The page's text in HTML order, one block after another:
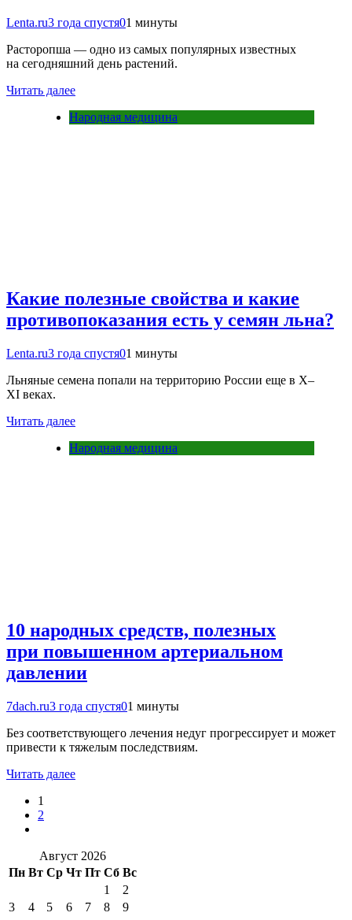
Lenta.ru3 года спустя01 минуты
Расторопша — одно из самых популярных известных
на сегодняшний день растений.
Читать далее
Народная медицина
Какие полезные свойства и какие
противопоказания есть у семян льна?
Lenta.ru3 года спустя01 минуты
Льняные семена попали на территорию России еще в X–
XI веках.
Читать далее
Народная медицина
10 народных средств, полезных
при повышенном артериальном
давлении
7dach.ru3 года спустя01 минуты
Без соответствующего лечения недуг прогрессирует и может
привести к тяжелым последствиям.
Читать далее
1
2
Август 2026
Пн Вт Ср Чт Пт Сб Вс
1
2
3
4 5 6 7 8
9